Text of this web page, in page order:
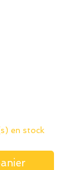
en stock